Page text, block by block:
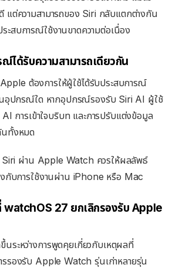
แต่ความสามารถของ Siri กลับแตกต่างกัน
ะสบการณ์ใช้งานขาดความต่อเนื่อง
ได้รับความสามารถเดียวกัน
ต้องการให้ผู้ใช้ได้รับประสบการณ์
นอุปกรณ์ใด หากอุปกรณ์รองรับ Siri AI ผู้ใช้
AI การเข้าใจบริบท และการปรับแต่งข้อมูล
นทั้งหมด
Siri ผ่าน Apple Watch ควรให้ผลลัพธ์
งกับการใช้งานผ่าน iPhone หรือ Mac
watchOS 27 ยกเลิกรองรับ Apple
ระหว่างการพูดคุยเกี่ยวกับเหตุผลที่
รองรับ Apple Watch รุ่นเก่าหลายรุ่น